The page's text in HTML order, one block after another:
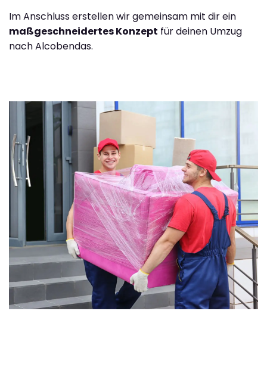
Im Anschluss erstellen wir gemeinsam mit dir ein
maßgeschneidertes Konzept für deinen Umzug
nach Alcobendas.